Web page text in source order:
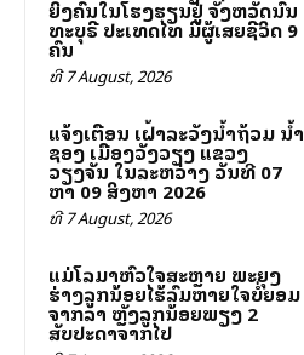
ຍິງຄົນໃນໂຮງຮຽນຢູ່ ຈັງຫວັດນົນ
ທະບຸຣີ ປະເທດໄທ ມີຜູ້ເສຍຊີວິດ 9
ຄົນ
ທີ 7 August, 2026
ແຈ້ງເຕືອນ ເຝົ້າລະວັງນ້ຳຖ້ວມ ນ້ຳ
ຊອງ ເມືອງວັງວຽງ ແຂວງ
ວຽງຈັນ ໃນລະຫວ່າງ ວັນທີ 07
ຫາ 09 ສິງຫາ 2026
ທີ 7 August, 2026
ແມ່ໂລມາຫົວໃຈສະຫຼາຍ ພະຍຸງ
ຮ່າງລູກນ້ອຍໄຮ້ລົມຫາຍໃຈບໍ່ຍອມ
ຈາກລາ ຫຼັງລູກນ້ອຍພຽງ 2
ສັບປະດາຈາກໄປ